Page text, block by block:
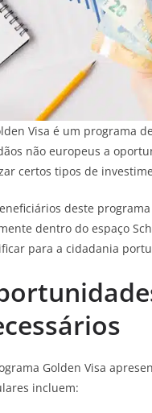
Visa é um programa
não europeus a
certos tipos de
deste
dentro do espaço
para a cidadania
Golden Visa
incluem: